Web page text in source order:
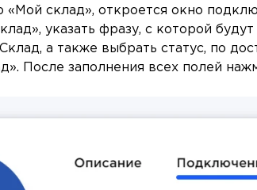
склад», откроется окно
указать фразу, с которой
а также выбрать статус, по
После заполнения всех полей